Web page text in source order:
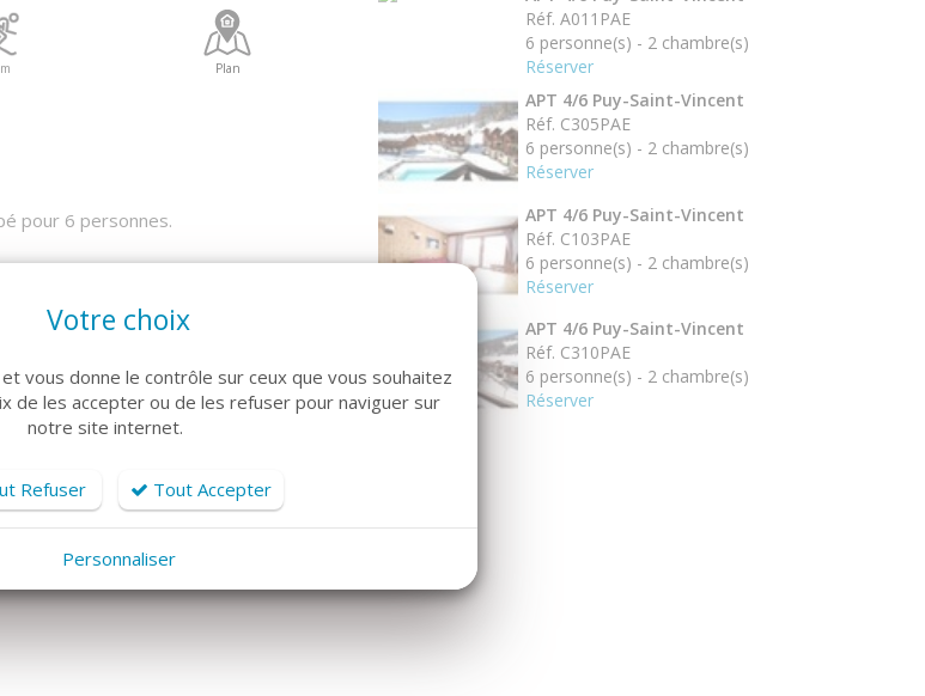
Plan
pour 6 personnes.
ouverte, équipée avec plaques
exposée Sud-Ouest.
Réf. A011PAE
6 personne(s) - 2 chambre(s)
Réserver
APT 4/6 Puy-Saint-Vincent
Réf. C305PAE
6 personne(s) - 2 chambre(s)
Réserver
APT 4/6 Puy-Saint-Vincent
Réf. C103PAE
6 personne(s) - 2 chambre(s)
Réserver
APT 4/6 Puy-Saint-Vincent
Réf. C310PAE
6 personne(s) - 2 chambre(s)
Réserver
Votre choix
vous donne le contrôle sur ceux que vous souhaitez
de les accepter ou de les refuser pour naviguer sur
notre site internet.
Refuser Tout Accepter
Personnaliser